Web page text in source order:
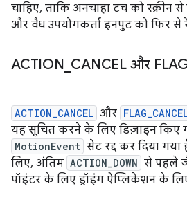
चाहिए, ताकि अनचाहा टच को स्क्रीन
और वैध उपयोगकर्ता इनपुट को फिर से
ACTION CANCEL और
ACTION_CANCEL और
यह सूचित करने के लिए डिज़ाइन किए
MotionEvent सेट रद्द कर दिया
लिए, अंतिम ACTION_DOWN से पहले
पॉइंटर के लिए ड्रॉइंग ऐप्लिकेशन के